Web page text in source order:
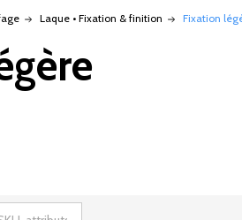
Laque • Fixation & finition Fixation